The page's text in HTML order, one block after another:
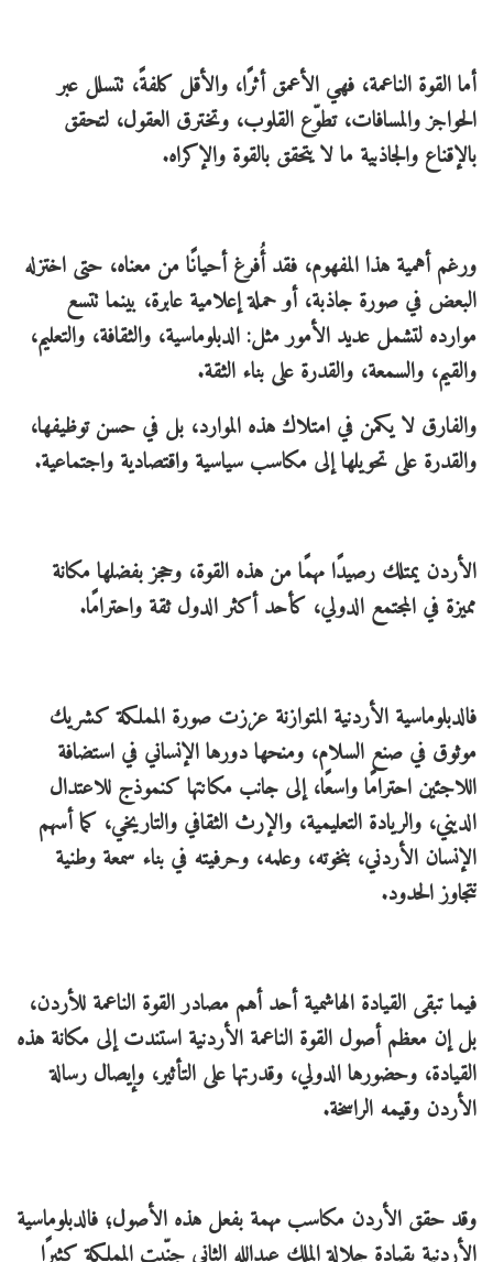
أما القوة الناعمة، فهي الأعمق أثرًا، والأقل كلفةً، تتسلل عبر
الحواجز والمسافات، تطوّع القلوب، وتخترق العقول، لتحقق
بالإقناع والجاذبية ما لا يتحقق بالقوة والإكراه.
ورغم أهمية هذا المفهوم، فقد أُفرغ أحيانًا من معناه، حتى اختزله
البعض في صورة جاذبة، أو حملة إعلامية عابرة، بينما تتسع
موارده لتشمل عديد الأمور مثل: الدبلوماسية، والثقافة، والتعليم،
والقيم، والسمعة، والقدرة على بناء الثقة.
والفارق لا يكمن في امتلاك هذه الموارد، بل في حسن توظيفها،
والقدرة على تحويلها إلى مكاسب سياسية واقتصادية واجتماعية.
الأردن يمتلك رصيدًا مهمًا من هذه القوة، وحجز بفضلها مكانة
مميزة في المجتمع الدولي، كأحد أكثر الدول ثقة واحترامًا.
فالدبلوماسية الأردنية المتوازنة عززت صورة المملكة كشريك
موثوق في صنع السلام، ومنحها دورها الإنساني في استضافة
اللاجئين احترامًا واسعًا، إلى جانب مكانتها كنموذج للاعتدال
الديني، والريادة التعليمية، والإرث الثقافي والتاريخي، كما أسهم
الإنسان الأردني، بنخوته، وعلمه، وحرفيته في بناء سمعة وطنية
تتجاوز الحدود.
فيما تبقى القيادة الهاشمية أحد أهم مصادر القوة الناعمة للأردن،
بل إن معظم أصول القوة الناعمة الأردنية استندت إلى مكانة هذه
القيادة، وحضورها الدولي، وقدرتها على التأثير، وإيصال رسالة
الأردن وقيمه الراسخة.
وقد حقق الأردن مكاسب مهمة بفعل هذه الأصول؛ فالدبلوماسية